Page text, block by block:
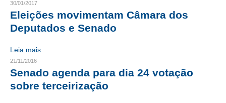
APOSENTADORIA
CONVÊNIOS
PLANO DE SAÚDE
SEESPPREV
30/01/2017
Eleições movimentam Câmara dos
Deputados e Senado
Leia mais
21/11/2016
Senado agenda para dia 24 votação
sobre terceirização